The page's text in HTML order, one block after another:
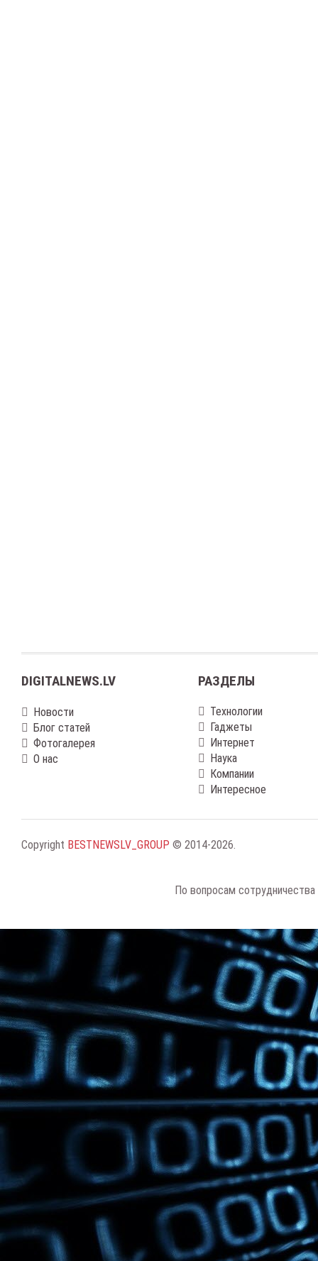
DIGITALNEWS.LV
Новости
Блог статей
Фотогалерея
О нас
РАЗДЕЛЫ
Технологии
Гаджеты
Интернет
Наука
Компании
Интересное
Copyright BESTNEWSLV_GROUP © 2014-2026.
По вопросам